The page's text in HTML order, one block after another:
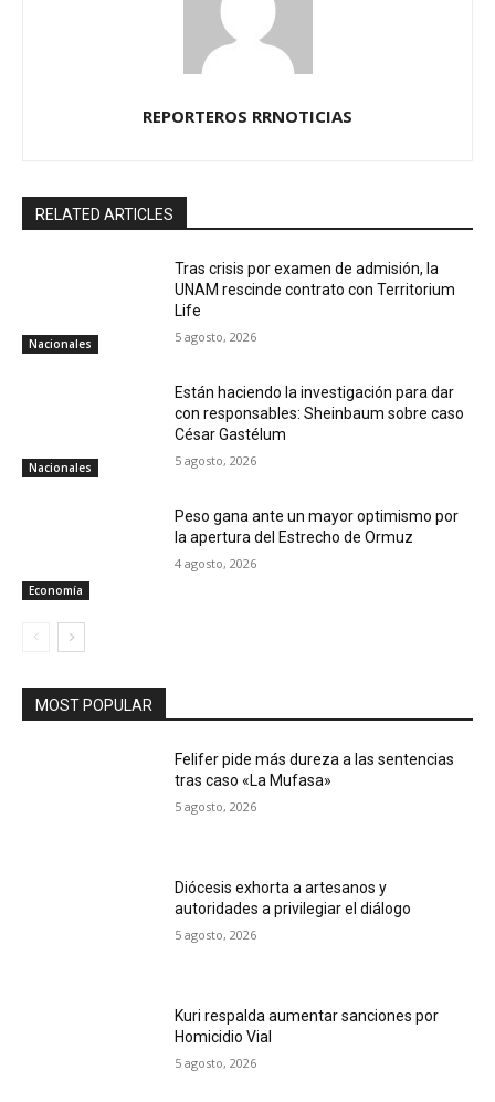
REPORTEROS RRNOTICIAS
RELATED ARTICLES
Nacionales
Tras crisis por examen de admisión, la
UNAM rescinde contrato con Territorium
Life
5 agosto, 2026
Nacionales
Están haciendo la investigación para dar
con responsables: Sheinbaum sobre caso
César Gastélum
5 agosto, 2026
Economía
Peso gana ante un mayor optimismo por
la apertura del Estrecho de Ormuz
4 agosto, 2026
MOST POPULAR
Felifer pide más dureza a las sentencias
tras caso «La Mufasa»
5 agosto, 2026
Diócesis exhorta a artesanos y
autoridades a privilegiar el diálogo
5 agosto, 2026
Kuri respalda aumentar sanciones por
Homicidio Vial
5 agosto, 2026